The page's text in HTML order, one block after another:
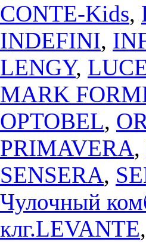
CONTE-Kids,
INDEFINI,
LENGY,
MARK
OPTOBEL,
PRIMAVERA,
SENSERA,
Чулочный
клг.LEVANTE,